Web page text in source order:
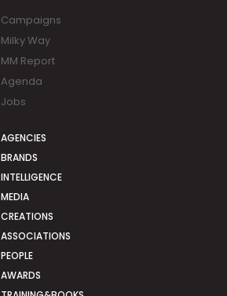
Campaigns
Milky Way
MM Report
Agenda
Jobs
AGENCIES
BRANDS
INTELLIGENCE
MEDIA
CREATIONS
ASSOCIATIONS
PEOPLE
AWARDS